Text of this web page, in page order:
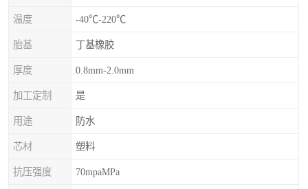
温度 -40℃-220℃
胎基 丁基橡胶
厚度 0.8mm-2.0mm
加工定制 是
用途 防水
芯材 塑料
抗压强度 70mpaMPa